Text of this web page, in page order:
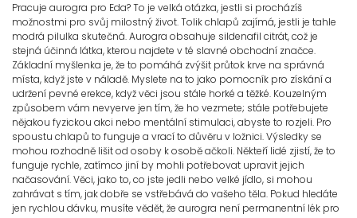
Pracuje aurogra pro Eda? To je velká otázka, jestli si procházíš
možnostmi pro svůj milostný život. Tolik chlapů zajímá, jestli je tahle
modrá pilulka skutečná. Aurogra obsahuje sildenafil citrát, což je
stejná účinná látka, kterou najdete v té slavné obchodní značce.
Základní myšlenka je, že to pomáhá zvýšit průtok krve na správná
místa, když jste v náladě. Myslete na to jako pomocník pro získání a
udržení pevné erekce, když věci jsou stále horké a těžké. Kouzelným
způsobem vám nevyerve jen tím, že ho vezmete; stále potřebujete
nějakou fyzickou akci nebo mentální stimulaci, abyste to rozjeli. Pro
spoustu chlapů to funguje a vrací to důvěru v ložnici. Výsledky se
mohou rozhodně lišit od osoby k osobě ačkoli. Někteří lidé zjistí, že to
funguje rychle, zatímco jiní by mohli potřebovat upravit jejich
načasování. Věci, jako to, co jste jedli nebo velké jídlo, si mohou
zahrávat s tím, jak dobře se vstřebává do vašeho těla. Pokud hledáte
jen rychlou dávku, musíte vědět, že aurogra není permanentní lék pro